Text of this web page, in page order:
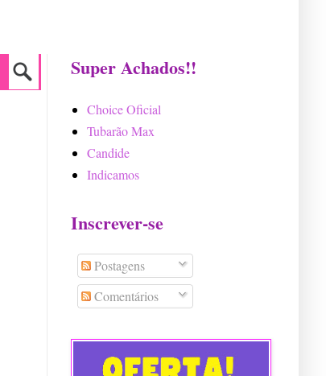
Super Achados!!
Choice Oficial
Tubarão Max
Candide
Indicamos
Inscrever-se
Postagens
Comentários